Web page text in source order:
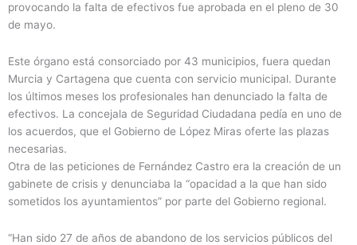
provocando la falta de efectivos fue aprobada en el pleno de 30
de mayo.
Este órgano está consorciado por 43 municipios, fuera quedan
Murcia y Cartagena que cuenta con servicio municipal. Durante
los últimos meses los profesionales han denunciado la falta de
efectivos. La concejala de Seguridad Ciudadana pedía en uno de
los acuerdos, que el Gobierno de López Miras oferte las plazas
necesarias.
Otra de las peticiones de Fernández Castro era la creación de un
gabinete de crisis y denunciaba la “opacidad a la que han sido
sometidos los ayuntamientos” por parte del Gobierno regional.
“Han sido 27 de años de abandono de los servicios públicos del